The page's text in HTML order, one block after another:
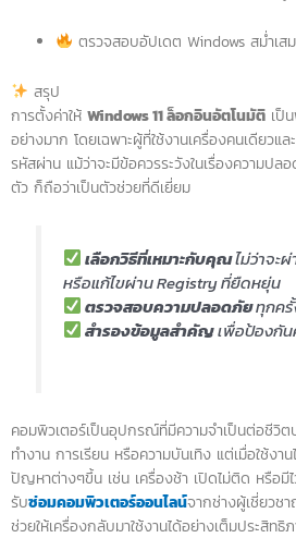
ตรวจสอบอัปเดต Windows สม่ำเ
สรุป
การตั้งค่าให้ Windows 11 ล็อกอินอัตโนมัติ เป็
อย่างมาก โดยเฉพาะผู้ที่ใช้งานเครื่องคนเดียว
รหัสผ่าน แม้ว่าจะมีข้อควรระวังในเรื่องความป
ตัว ก็ถือว่าเป็นตัวช่วยที่ดีเยี่ยม
เลือกวิธีที่เหมาะกับคุณไม่ว่าจะ
หรือแก้ไขผ่าน Registry ที่ยืดหยุ่น
ตรวจสอบความปลอดภัยทุกครั้
สำรองข้อมูลสำคัญเพื่อป้องกั
คอมพิวเตอร์เป็นอุปกรณ์ที่มีความจำเป็นต่อชีวิตป
ทำงาน การเรียน หรือความบันเทิง แต่เมื่อใช้งา
ปัญหาต่างๆขึ้น เช่น เครื่องช้า เปิดไม่ติด หรือมี
รับซ่อมคอมพิวเตอร์ออนไลน์จากช่างผู้เชี่ยวช
ช่วยให้เครื่องกลับมาใช้งานได้อย่างเต็มประสิทธิ